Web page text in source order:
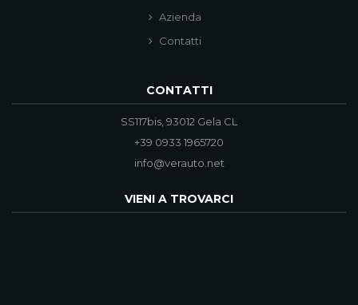
Azienda
Contatti
CONTATTI
SS117bis, 93012 Gela CL
+39 0933 1965720
info@verauto.net
VIENI A TROVARCI